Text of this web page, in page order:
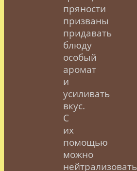
пряности
призваны
придавать
блюду
особый
аромат
и
усиливать
вкус.
С
их
помощью
можно
нейтрализовать